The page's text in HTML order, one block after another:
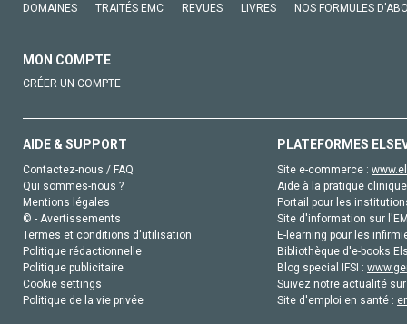
DOMAINES TRAITÉS EMC REVUES LIVRES NOS FORMULES
MON COMPTE
CRÉER UN COMPTE
AIDE & SUPPORT
Contactez-nous / FAQ
Qui sommes-nous ?
Mentions légales
© - Avertissements
Termes et conditions d'utilisation
Politique rédactionnelle
Politique publicitaire
Cookie settings
Politique de la vie privée
PLATEFORMES
Site e-commerce :
Aide à la pratique
Portail pour les
Site d'information sur
E-learning pour les
Bibliothèque d'e-books
Blog special IFSI :
Suivez notre actualité
Site d'emploi en santé :